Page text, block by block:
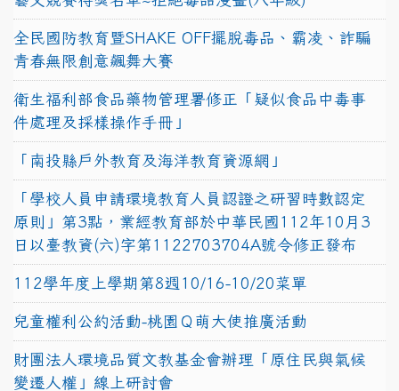
全民國防教育暨SHAKE OFF擺脫毒品、霸凌、詐騙
青春無限創意飆舞大賽
衛生福利部食品藥物管理署修正「疑似食品中毒事
件處理及採樣操作手冊」
「南投縣戶外教育及海洋教育資源網」
「學校人員申請環境教育人員認證之研習時數認定
原則」第3點，業經教育部於中華民國112年10月3
日以臺教資(六)字第1122703704A號令修正發布
112學年度上學期第8週10/16-10/20菜單
兒童權利公約活動-桃園Ｑ萌大使推廣活動
財團法人環境品質文教基金會辦理「原住民與氣候
變遷人權」線上研討會